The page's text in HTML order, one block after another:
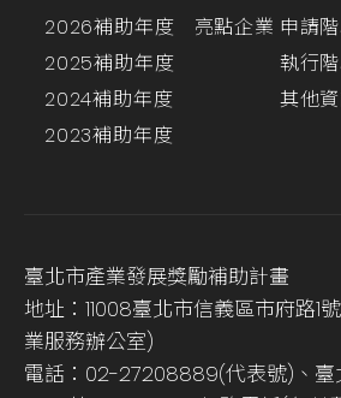
2026補助年度
2025補助年度
2024補助年度
2023補助年度
亮點企業 申請
執行
其他
臺北市產業發展獎勵補助計畫
地址：11008臺北市信義區市府路1
業服務辦公室)
電話：02-27208889(代表號)、臺